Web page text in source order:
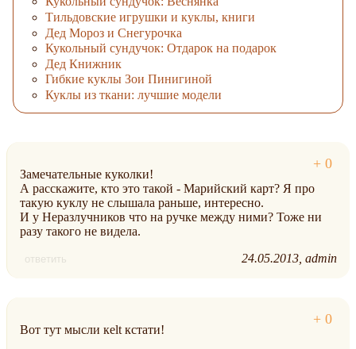
Тильдовские игрушки и куклы, книги
Дед Мороз и Снегурочка
Кукольный сундучок: Отдарок на подарок
Дед Книжник
Гибкие куклы Зои Пинигиной
Куклы из ткани: лучшие модели
Замечательные куколки!
А расскажите, кто это такой - Марийский карт? Я про
такую куклу не слышала раньше, интересно.
И у Неразлучников что на ручке между ними? Тоже ни
разу такого не видела.
ответить 24.05.2013 admin
Вот тут мысли кelt кстати!